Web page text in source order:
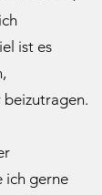
ist es
beizutragen.
ich gerne